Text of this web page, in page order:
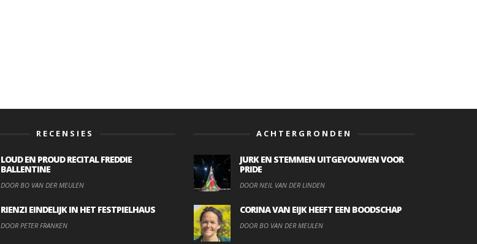
RECENSIES
LOUD EN PROUD RECITAL FREDDIE
BALLENTINE
DOOR BO VAN DER MEULEN
RIENZI EINDELIJK IN HET FESTPIELHAUS
DOOR PETER FRANKEN
ACHTERGRONDEN
JURK EN STEMMEN UITGEVOUWEN VOOR
PRIDE
DOOR NEIL VAN DER LINDEN
CORINA VAN EIJK HEEFT EEN BOODSCHAP
DOOR BO VAN DER MEULEN